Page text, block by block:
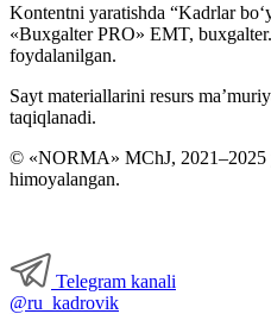
Kontentni yaratishda “Kadrlar
«Buxgalter PRO» EMT,
foydalanilgan.
Sayt materiallarini resurs
taqiqlanadi.
© «NORMA» MChJ, 2021–2025
himoyalangan.
Telegram kanali
@ru_kadrovik